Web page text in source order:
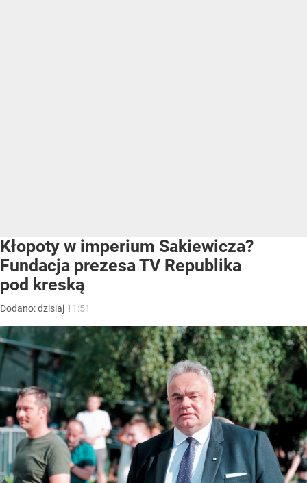
Kłopoty w imperium Sakiewicza?
Fundacja prezesa TV Republika
pod kreską
Dodano:dzisiaj 11:51